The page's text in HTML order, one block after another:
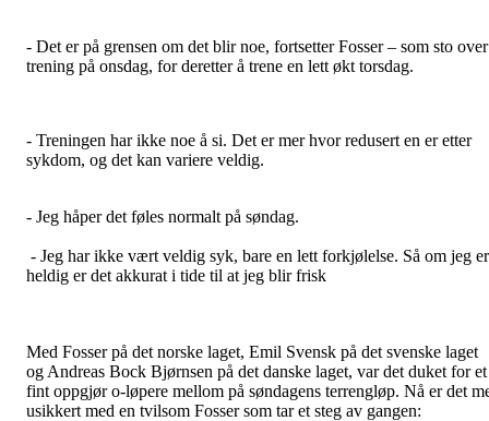
- Det er på grensen om det blir noe, fortsetter Fosser – som sto over
trening på onsdag, for deretter å trene en lett økt torsdag.
- Treningen har ikke noe å si. Det er mer hvor redusert en er etter
sykdom, og det kan variere veldig.
- Jeg håper det føles normalt på søndag.
- Jeg har ikke vært veldig syk, bare en lett forkjølelse. Så om jeg er
heldig er det akkurat i tide til at jeg blir frisk
Med Fosser på det norske laget, Emil Svensk på det svenske laget
og Andreas Bock Bjørnsen på det danske laget, var det duket for et
fint oppgjør o-løpere mellom på søndagens terrengløp. Nå er det
usikkert med en tvilsom Fosser som tar et steg av gangen: